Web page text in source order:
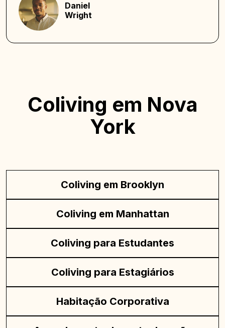
Daniel
Wright
Coliving em Nova
York
Coliving em Brooklyn
Coliving em Manhattan
Coliving para Estudantes
Coliving para Estagiários
Habitação Corporativa